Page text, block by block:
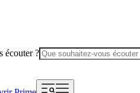
écouter ?